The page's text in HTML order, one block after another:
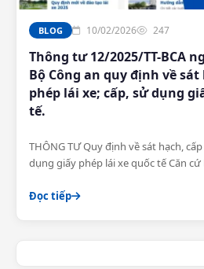
BLOG 10/02/2026 247
Thông tư 12/2025/TT-BCA
Bộ Công an quy định về
phép lái xe; cấp, sử dụng
tế.
THÔNG TƯ Quy định về sát hạch,
dụng giấy phép lái xe quốc tế Căn
Đọc tiếp